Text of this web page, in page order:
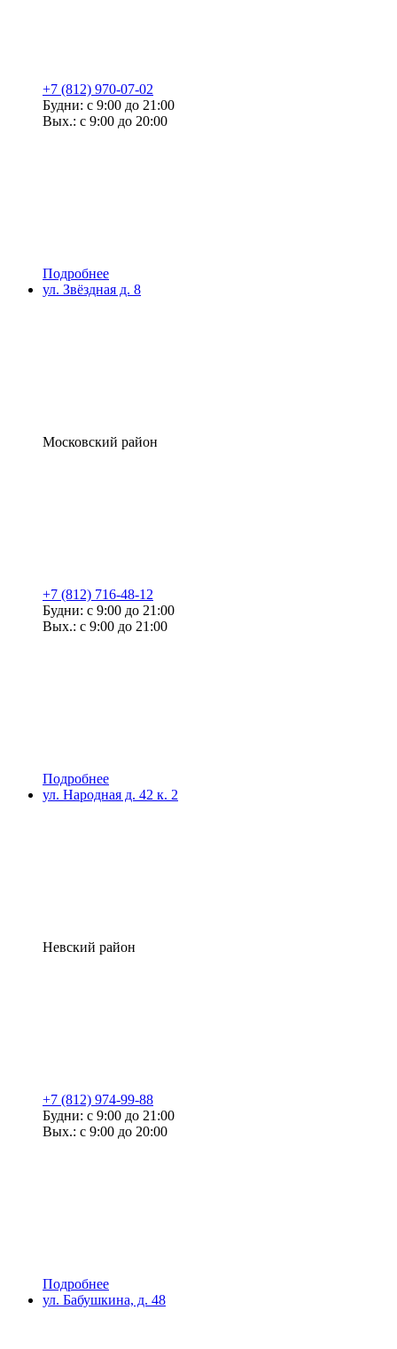
+7 (812) 970-07-02
Будни: с 9:00 до 21:00
Вых.: с 9:00 до 20:00
Подробнее
ул. Звёздная д. 8
Московский район
+7 (812) 716-48-12
Будни: с 9:00 до 21:00
Вых.: с 9:00 до 21:00
Подробнее
ул. Народная д. 42 к. 2
Невский район
+7 (812) 974-99-88
Будни: с 9:00 до 21:00
Вых.: с 9:00 до 20:00
Подробнее
ул. Бабушкина, д. 48